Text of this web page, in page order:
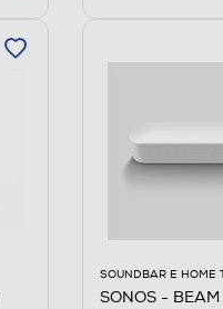
SOUNDBAR E HOME
SONOS -